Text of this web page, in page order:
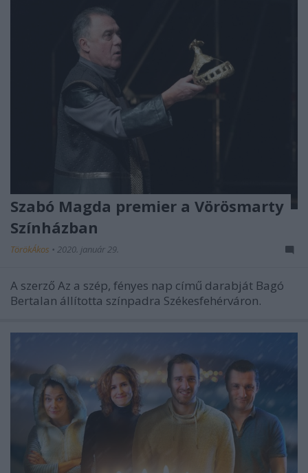
Szabó Magda premier a Vörösmarty
Színházban
TörökÁkos • 2020. január 29.
A szerző Az a szép, fényes nap című darabját Bagó
Bertalan állította színpadra Székesfehérváron.